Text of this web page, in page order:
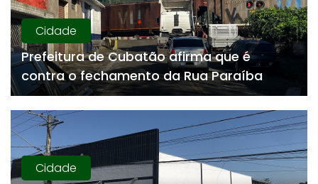
Cidade
Prefeitura de Cubatão afirma que é
contra o fechamento da Rua Paraíba
Cidade